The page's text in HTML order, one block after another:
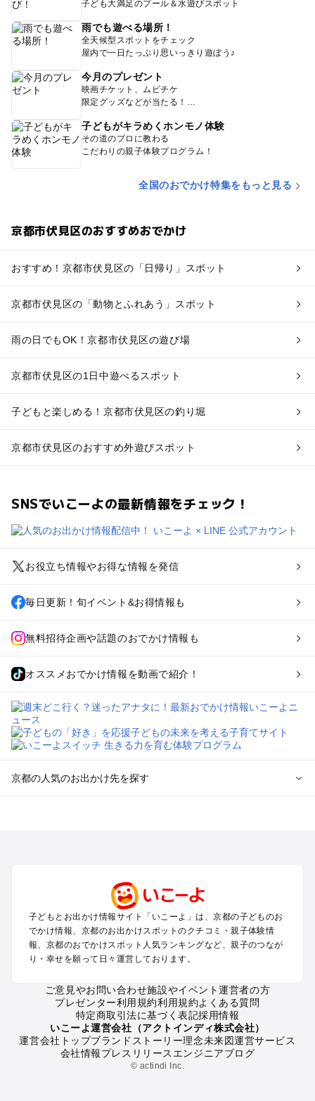
子ども大満足のプール＆水遊びスポット
雨でも遊べる場所！
全天候型スポットをチェック
屋内で一日たっぷり思いっきり遊ぼう♪
今月のプレゼント
映画チケット、ムビチケ
限定グッズなどが当たる！
子どもがキラめくホンモノ体験
その道のプロに教わる
こだわりの親子体験プログラム！
全国のおでかけ特集をもっと見る
京都市伏見区のおすすめおでかけ
おすすめ！京都市伏見区の「日帰り」スポット
京都市伏見区の「動物とふれあう」スポット
雨の日でもOK！京都市伏見区の遊び場
京都市伏見区の1日中遊べるスポット
子どもと楽しめる！京都市伏見区の釣り堀
京都市伏見区のおすすめ外遊びスポット
SNSでいこーよの最新情報をチェック！
お役立ち情報やお得な情報を発信
毎日更新！旬イベント&お得情報も
無料招待企画や話題のおでかけ情報も
オススメおでかけ情報を動画で紹介！
京都の人気のお出かけ先を探す
天橋立・舞鶴・丹後半島のプールお出かけ
福知山・綾部のプールお出かけ
亀岡・湯の花・美山・丹波のプールお出かけ
嵐山・嵯峨野・高雄のプールお出かけ
烏丸・二条城・北野天満宮のプールお出かけ
清水寺・祇園・東山・金閣寺・北白川周辺のプールお出かけ
大原・鞍馬・貴船のプールお出かけ
京都の定番お出かけスポット
京都の遊園地
子どもとお出かけ情報サイト「いこーよ」は、京都の子どものお
でかけ情報、京都のお出かけスポットのクチコミ・親子体験情
報、京都のおでかけスポット人気ランキングなど、親子のつなが
り・幸せを願って日々運営しております。
ご意見やお問い合わせ施設やイベント運営者の方
プレゼンター利用規約利用規約よくある質問
特定商取引法に基づく表記採用情報
いこーよ運営会社（アクトインディ株式会社）
運営会社トップブランドストーリー理念未来図運営サービス
会社情報プレスリリース エンジニアブログ
© actindi Inc.